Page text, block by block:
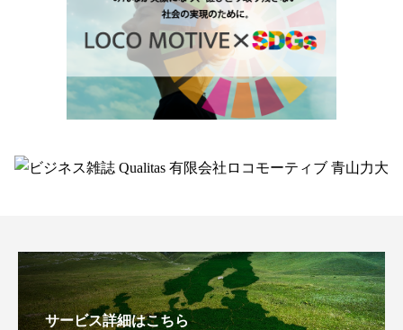
サービス詳細はこちら